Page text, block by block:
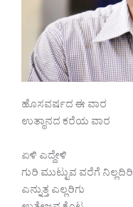
ಹೊಸವರ್ಷದ ಈ ವಾರ
ಉತ್ಥಾನದ ಕರೆಯ ವಾರ
ಏಳಿ ಎದ್ದೇಳಿ
ಗುರಿ ಮುಟ್ಟುವ ವರೆಗೆ ನಿಲ್ಲದಿರಿ
ಎನ್ನುತ್ತ ಎಲ್ಲರಿಗು